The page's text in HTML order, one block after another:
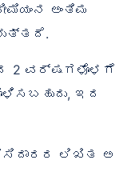
ಅಂತಿಮ
2 ವರ್ಷಗಳೊಳಗೆ
ಇದ
ಲಿಖಿತ ಅ